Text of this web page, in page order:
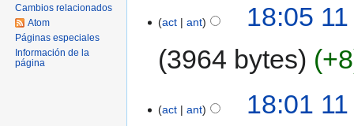
act ant
18:05
3964 bytes
+8
act ant
18:01
Cambios relacionados
Atom
Páginas especiales
Información de la
página